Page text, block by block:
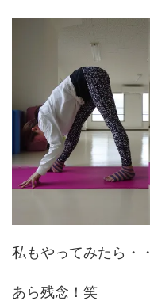
私もやってみたら・・
あら残念！笑